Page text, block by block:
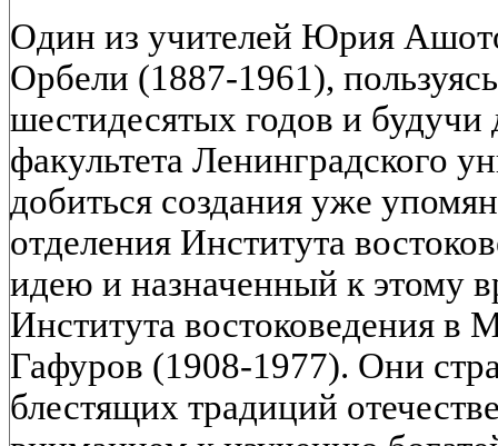
Один из учителей Юрия
Орбели (1887-1961),
шестидесятых годов и
факультета Ленинградского
добиться создания уже
отделения Института
идею и назначенный к этому
Института востоковедения в
Гафуров (1908-1977). Они
блестящих традиций